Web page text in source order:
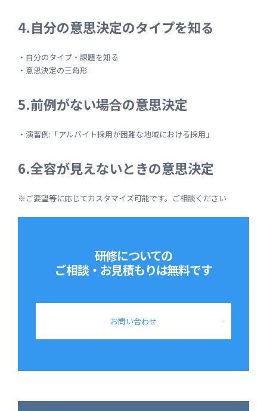
4.自分の意思決定のタイプを知る
・自分のタイプ・課題を知る
・意思決定の三角形
5.前例がない場合の意思決定
・演習例:「アルバイト採用が困難な地域における採用」
6.全容が見えないときの意思決定
※ご要望等に応じてカスタマイズ可能です。ご相談ください
研修についての
ご相談・お見積もりは無料です
お問い合わせ